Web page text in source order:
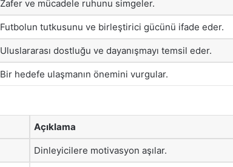
Zafer ve mücadele ruhunu simgeler.
Futbolun tutkusunu ve birleştirici gücünü ifade eder.
Uluslararası dostluğu ve dayanışmayı temsil eder.
Bir hedefe ulaşmanın önemini vurgular.
Açıklama
Dinleyicilere motivasyon aşılar.